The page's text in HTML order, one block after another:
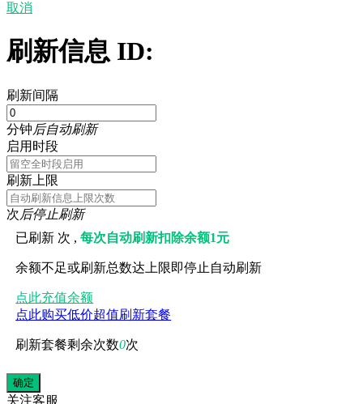
取消
刷新信息 ID:
刷新间隔
分钟后自动刷新
启用时段
刷新上限
次后停止刷新
已刷新 次 ,每次自动刷新扣除余额1元
余额不足或刷新总数达上限即停止自动刷新
点此充值余额
点此购买低价超值刷新套餐
刷新套餐剩余次数0次
关注客服